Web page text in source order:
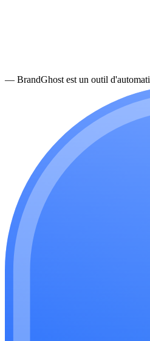
— BrandGhost est un outil